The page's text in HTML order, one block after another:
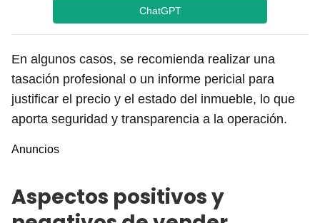
ChatGPT
En algunos casos, se recomienda realizar una
tasación profesional o un informe pericial para
justificar el precio y el estado del inmueble, lo que
aporta seguridad y transparencia a la operación.
Anuncios
Aspectos positivos y